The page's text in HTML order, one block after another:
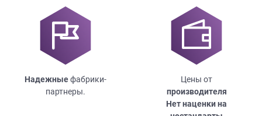
Надежныефабрики-
партнеры.
Цены от
производителя
Нет наценки на